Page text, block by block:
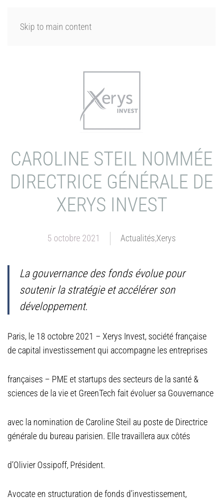
Skip to main content
CAROLINE STEIL NOMMÉE
DIRECTRICE GÉNÉRALE DE
XERYS INVEST
5 octobre 2021 Actualités,Xerys
La gouvernance des fonds évolue pour
soutenir la stratégie et accélérer son
développement.
Paris, le 18 octobre 2021 – Xerys Invest, société française
de capital investissement qui accompagne les entreprises
françaises – PME et startups des secteurs de la santé &
sciences de la vie et GreenTech fait évoluer sa Gouvernance
avec la nomination de Caroline Steil au poste de Directrice
générale du bureau parisien. Elle travaillera aux côtés
d’Olivier Ossipoff, Président.
Avocate en structuration de fonds d’investissement,